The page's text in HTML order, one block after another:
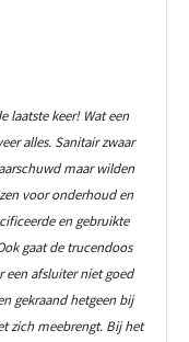
laatste keer! Wat een
alles. Sanitair zwaar
maar wilden
voor onderhoud en
en gebruikte
gaat de trucendoos
een afsluiter niet goed
gekraand hetgeen bij
zich meebrengt. Bij het